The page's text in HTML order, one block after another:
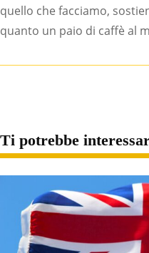
quello che facciamo,
quanto un paio di caffè al
Ti potrebbe